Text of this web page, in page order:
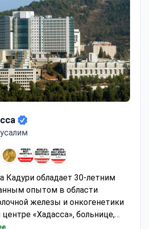
Кадури обладает 30-летним
опытом в области
железы и онкогенетики
«Хадасса», больнице,
Newsweek. Диагностика